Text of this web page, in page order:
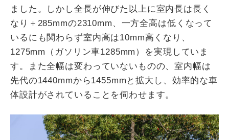
ました。しかし全長が伸びた以上に室内長は長く
なり＋285mmの2310mm、一方全高は低くなって
いるにも関わらず室内高は10mm高くなり、
1275mm（ガソリン車1285mm）を実現していま
す。また全幅は変わっていないものの、室内幅は
先代の1440mmから1455mmと拡大し、効率的な車
体設計がされていることを伺わせます。